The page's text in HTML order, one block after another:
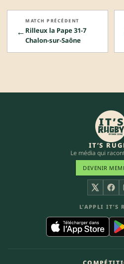
←
MATCH PRÉCÉDENT
Rilleux la Pape 31-7
Chalon-sur-Saône
IT’S
Le média qui
DEVENIR
X
L’APPLI IT’S